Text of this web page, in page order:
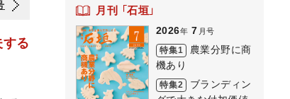
る
月刊 「石垣」
2026年 7 月号
特集1
農業分野に商
機あり
特集2
ブランディン